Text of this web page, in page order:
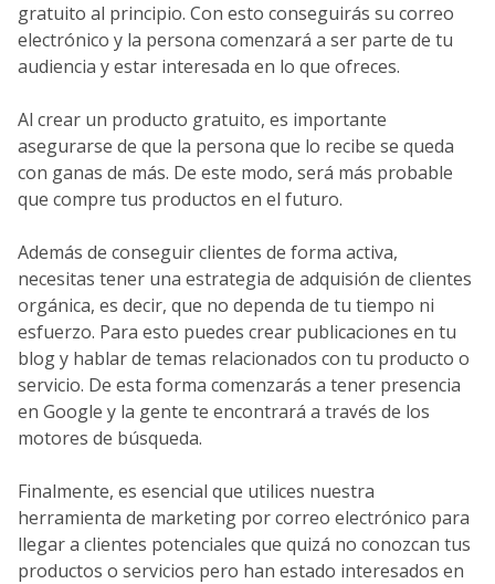
gratuito al principio. Con esto conseguirás su correo
electrónico y la persona comenzará a ser parte de tu
audiencia y estar interesada en lo que ofreces.
Al crear un producto gratuito, es importante
asegurarse de que la persona que lo recibe se queda
con ganas de más. De este modo, será más probable
que compre tus productos en el futuro.
Además de conseguir clientes de forma activa,
necesitas tener una estrategia de adquisión de clientes
orgánica, es decir, que no dependa de tu tiempo ni
esfuerzo. Para esto puedes crear publicaciones en tu
blog y hablar de temas relacionados con tu producto o
servicio. De esta forma comenzarás a tener presencia
en Google y la gente te encontrará a través de los
motores de búsqueda.
Finalmente, es esencial que utilices nuestra
herramienta de marketing por correo electrónico para
llegar a clientes potenciales que quizá no conozcan tus
productos o servicios pero han estado interesados en